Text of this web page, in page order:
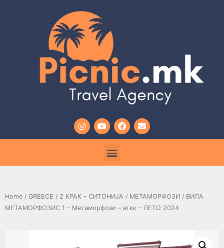
Home / GREECE / 2 КРАК - СИТОНИЈА / МЕТАМОРФОЗИ / ВИЛА
МЕТАМОРФОЗИС 1 – Метаморфози – аткк – ЛЕТО 2024